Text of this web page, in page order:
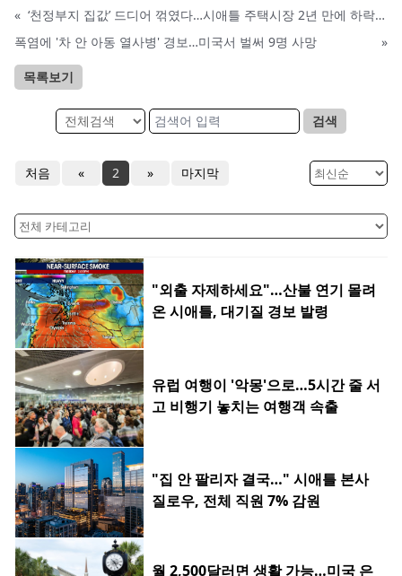
«
‘천정부지 집값’ 드디어 꺾였다…시애틀 주택시장 2년 만에 하락 전환
폭염에 '차 안 아동 열사병' 경보…미국서 벌써 9명 사망
»
목록보기
검색
처음 « 2 » 마지막
"외출 자제하세요"…산불 연기 몰려
온 시애틀, 대기질 경보 발령
유럽 여행이 '악몽'으로…5시간 줄 서
고 비행기 놓치는 여행객 속출
"집 안 팔리자 결국…" 시애틀 본사
질로우, 전체 직원 7% 감원
월 2,500달러면 생활 가능…미국 은